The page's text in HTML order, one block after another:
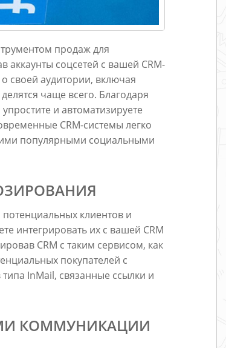
продаж для
аккаунты соцсетей с вашей CRM-
своей аудитории, включая
чаще всего. Благодаря
и автоматизируете
CRM-системы легко
популярными социальными
клиентов и
интегрировать их с вашей CRM
CRM с таким сервисом, как
покупателей с
InMail, связанные ссылки и
КОММУНИКАЦИИ